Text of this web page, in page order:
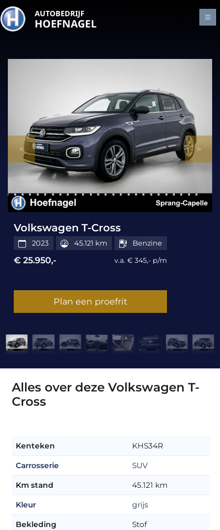
Volkswagen T-Cross
2023 45.121 km Benzine
€ 25.950,- v.a. € 345,- p/m
Plan een proefrit
Alles over deze Volkswagen T-
Cross
Kenteken KHS34R
Carrosserie SUV
Km stand 45.121 km
Kleur grijs
Bekleding Stof